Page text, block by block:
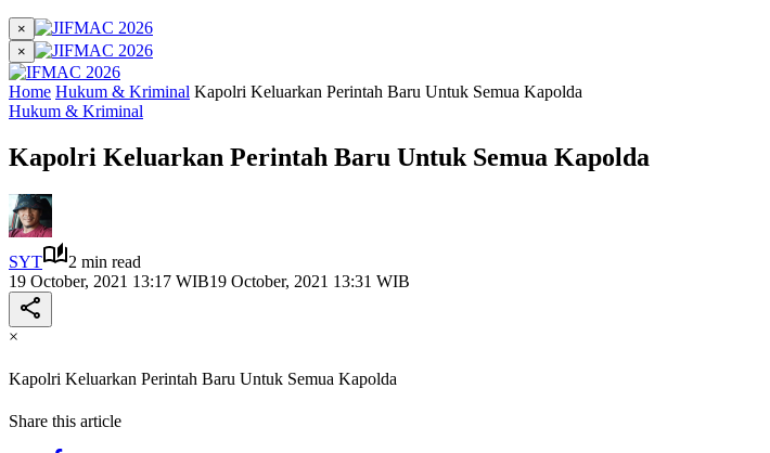
×
×
Home Hukum & Kriminal Kapolri Keluarkan Perintah Baru Untuk Semua Kapolda
Hukum & Kriminal
Kapolri Keluarkan Perintah Baru Untuk Semua Kapolda
SYT
2 min read
19 October, 2021 13:17 WIB19 October, 2021 13:31 WIB
×
Kapolri Keluarkan Perintah Baru Untuk Semua Kapolda
Share this article